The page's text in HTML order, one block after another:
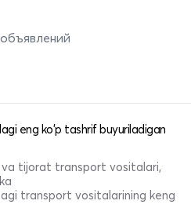
eng ko'p tashrif buyuriladigan
va tijorat transport vositalari,
transport vositalarining keng